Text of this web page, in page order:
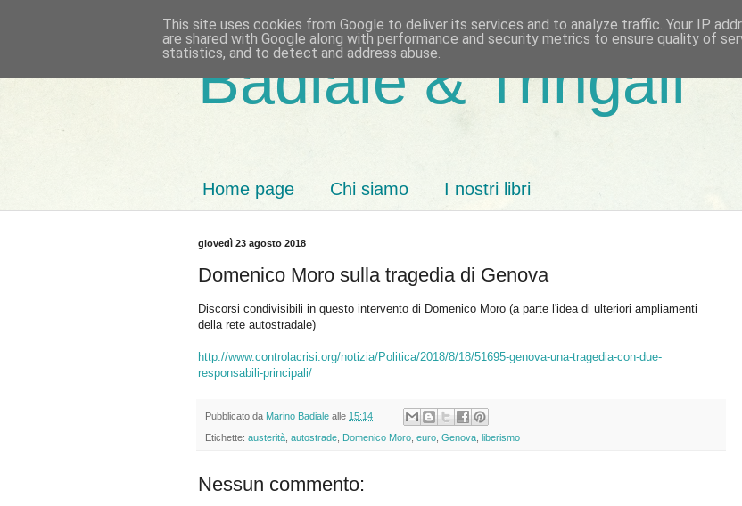
Badiale & Tringali
Home page Chi siamo I nostri libri
giovedì 23 agosto 2018
Domenico Moro sulla tragedia di Genova
Discorsi condivisibili in questo intervento di Domenico Moro (a parte l'idea di ulteriori ampliamenti
della rete autostradale)
http://www.controlacrisi.org/notizia/Politica/2018/8/18/51695-genova-una-tragedia-con-due-
responsabili-principali/
Pubblicato da Marino Badiale alle 15:14
Etichette: austerità autostrade Domenico Moro euro Genova liberismo
Nessun commento:
This site uses cookies from Google to deliver its services and to analyze traffic. Your IP
are shared with Google along with performance and security metrics to ensure quality of
statistics, and to detect and address abuse.